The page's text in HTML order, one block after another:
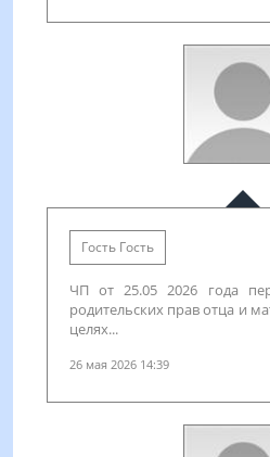
Гость Гость
ЧП от 25.05 2026 года
родительских прав отца и
целях...
26 мая 2026 14:39